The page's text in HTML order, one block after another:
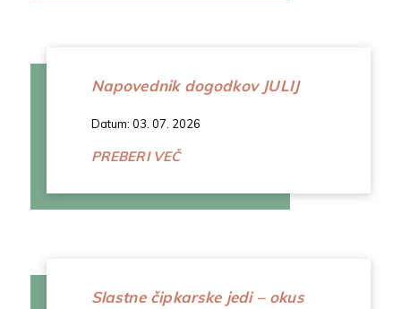
Napovednik dogodkov JULIJ
Datum: 03. 07. 2026
PREBERI VEČ
Slastne čipkarske jedi – okus